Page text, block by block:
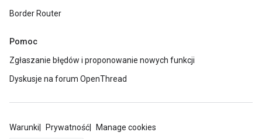
Border Router
Pomoc
Zgłaszanie błędów i proponowanie nowych funkcji
Dyskusje na forum OpenThread
Warunki Prywatność Manage cookies